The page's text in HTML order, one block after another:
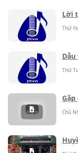
Lời
Thứ
Thứ
Chủ